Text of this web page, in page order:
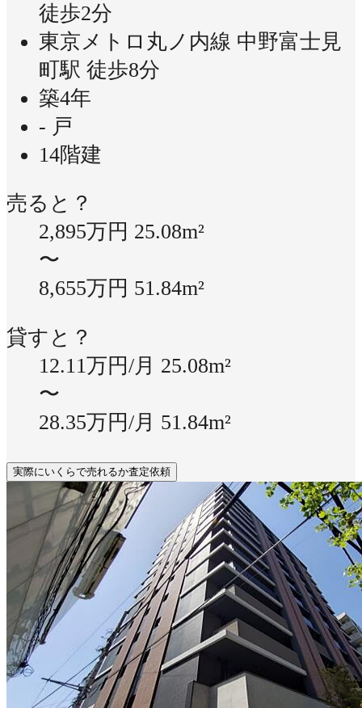
徒歩2分
東京メトロ丸ノ内線 中野富士見
町駅 徒歩8分
築4年
- 戸
14階建
売ると？
2,895万円 25.08m²
〜
8,655万円 51.84m²
貸すと？
12.11万円/月 25.08m²
〜
28.35万円/月 51.84m²
実際にいくらで売れるか査定依頼